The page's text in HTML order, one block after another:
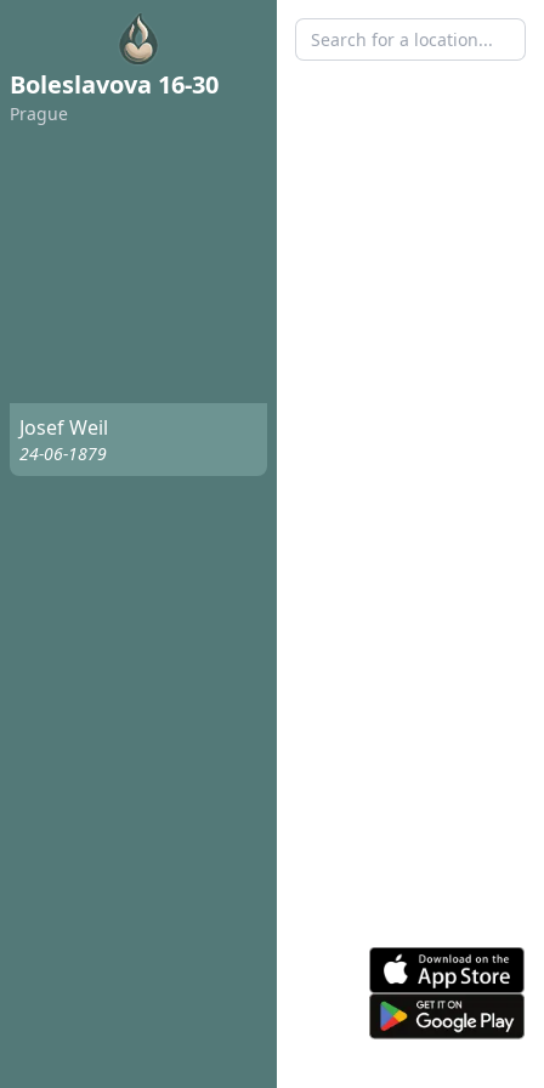
Boleslavova 16-30
Prague
Josef Weil
24-06-1879